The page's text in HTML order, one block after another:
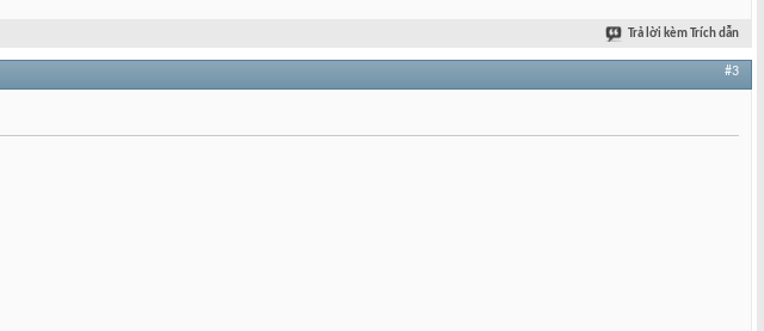
Trả lời kèm Trích dẫn
#3